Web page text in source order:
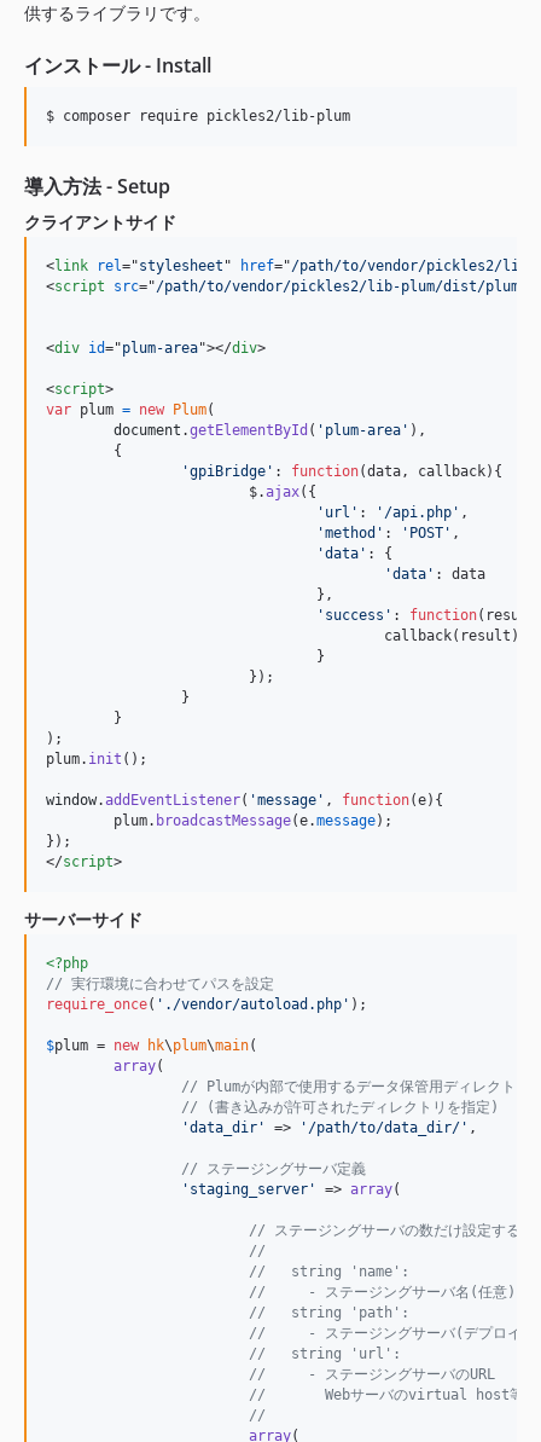
供するライブラリです。
インストール - Install
導入方法 - Setup
クライアントサイド
<link rel="stylesheet " href="/path/to/vendor/pickles2/lib-
<script src="/path/to/vendor/pickles2/lib-plum/dist/
<div id="plum-area"></div>
<script>
var plum = new Plum(
document .getElementById ( 'plum-area' ) ,
{
'gpiBridge' : function(data, callback) {
$.ajax( {
'url' : '/api.php' ,
'method' : 'POST' ,
'data' : {
'data' : data
} ,
'success' : function( result
callback( result )
}
} ) ;
}
}
) ;
plum. init ( ) ;
window.addEventListener( 'message' , function(e) {
plum. broadcastMessage(e.message) ;
} ) ;
</script>
サーバーサイド
<?php
// 実行環境に合わせてパスを設定
require_once( ' ./vendor/autoload.php ' );
$plum = new hk\plum\main(
array(
// Plumが内部で使用するデータ保管用ディレクトリ
// (書き込みが許可されたディレクトリを指定)
'data_dir ' => ' /path/to/data_dir/ ' ,
// ステージングサーバ定義
' staging_server ' => array(
// ステージングサーバの数だけ設定する
//
//   string 'name':
//     - ステージングサーバ名(任意)
//   string 'path':
//     - ステージングサーバ(デプロイ先
//   string 'url':
//     - ステージングサーバのURL
//       Webサーバのvirtual host等で設
//
array(